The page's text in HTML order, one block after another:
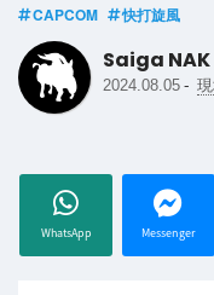
CAPCOM 快打旋風
Saiga NAK
2024.08.05 -
WhatsApp Messenger